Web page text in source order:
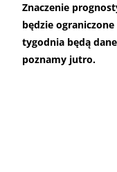
Znaczenie
będzie
tygodnia będą
poznamy jutro.